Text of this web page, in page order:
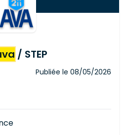
/ STEP
Publiée le 08/05/2026